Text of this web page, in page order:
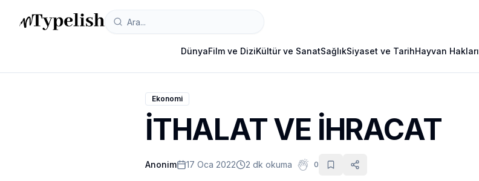
DünyaFilm ve DiziKültür ve SanatSağlıkSiyaset ve TarihHayvan Hakları
Ekonomi
İTHALAT VE İHRACAT
Anonim 17 Oca 2022 2 dk okuma 0